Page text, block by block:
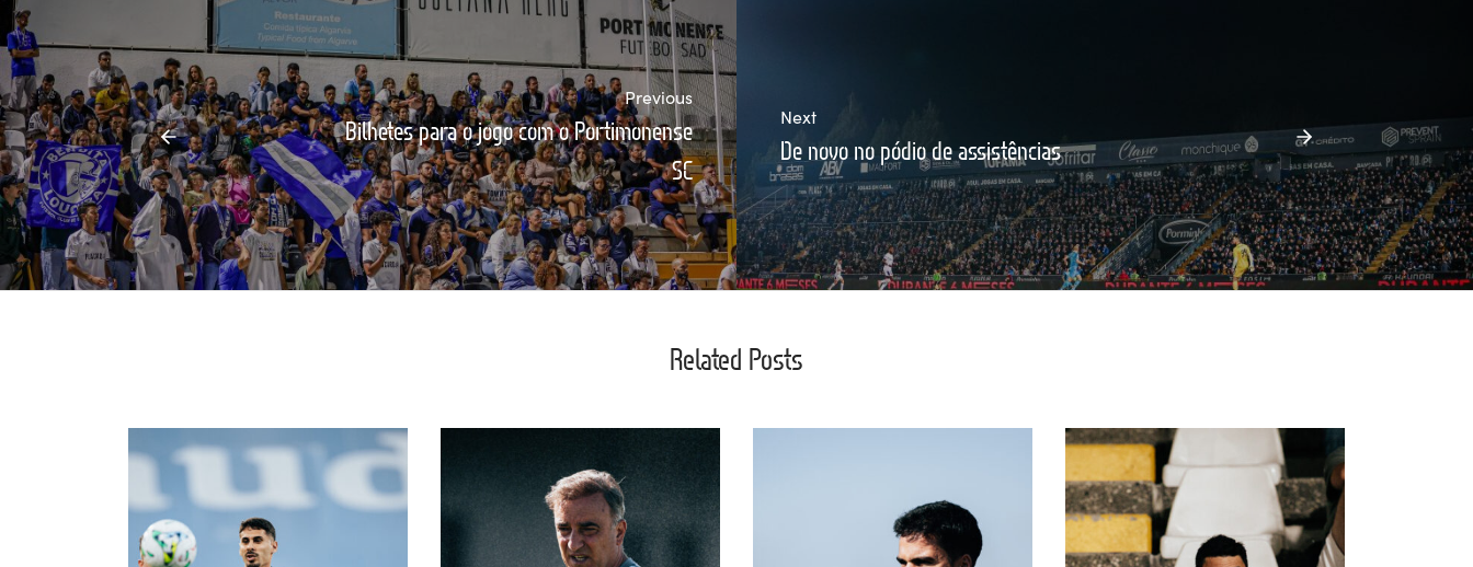
Previous
Bilhetes para o jogo com o Portimonense
SC
Next
De novo no pódio de assistências
Related Posts